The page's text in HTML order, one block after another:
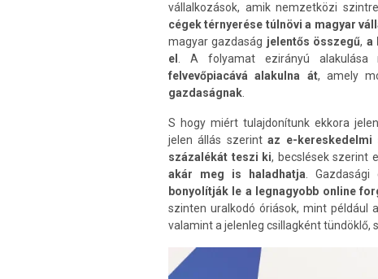
vállalkozások, amik nemzetközi
cégek térnyerése túlnövi a magyar
magyar gazdaság jelentős összegű, a
el
. A folyamat ezirányú alakulása
felvevőpiacává alakulna át, amely
gazdaságnak
S hogy miért tulajdonítunk ekkora
jelen állás szerintaz e-kereskedelmi
százalékát teszi ki, becslések szerint
akár meg is haladhatja .
bonyolítják le a legnagyobb online
szinten uralkodó óriások, mint például
valamint a jelenleg csillagként tündöklő,